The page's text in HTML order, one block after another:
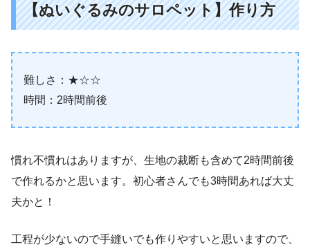
【ぬいぐるみのサロペット】作り方
難しさ：★☆☆
時間：2時間前後
慣れ不慣れはありますが、生地の裁断も含めて2時間前後
で作れるかと思います。初心者さんでも3時間あれば大丈
夫かと！
工程が少ないので手縫いでも作りやすいと思いますので、